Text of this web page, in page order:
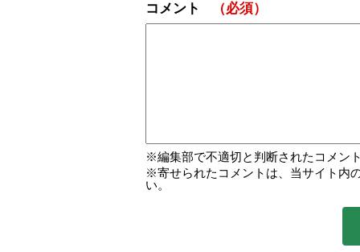
コメント （必須）
編集部で不適切と判断されたコメン
寄せられたコメントは、当サイト内
い。